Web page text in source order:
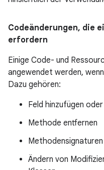
Codeänderungen, die
erfordern
Einige Code- und
angewendet werden,
Dazu gehören:
Feld hinzufügen
Methode entfernen
Ändern von